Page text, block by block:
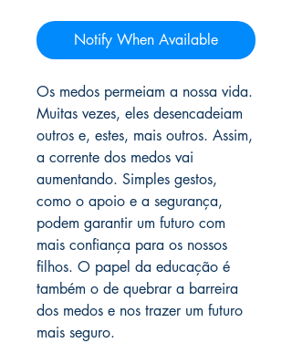
Notify When Available
Os medos permeiam a nossa vida.
Muitas vezes, eles desencadeiam
outros e, estes, mais outros. Assim,
a corrente dos medos vai
aumentando. Simples gestos,
como o apoio e a segurança,
podem garantir um futuro com
mais confiança para os nossos
filhos. O papel da educação é
também o de quebrar a barreira
dos medos e nos trazer um futuro
mais seguro.